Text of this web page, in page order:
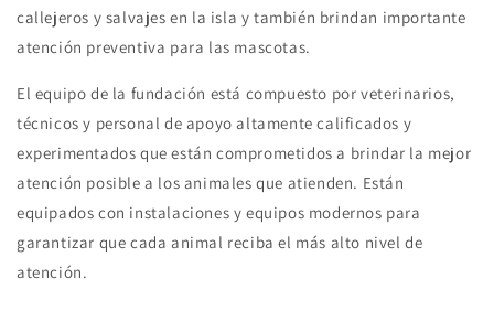
callejeros y salvajes en la isla y también brindan importante
atención preventiva para las mascotas.
El equipo de la fundación está compuesto por veterinarios,
técnicos y personal de apoyo altamente calificados y
experimentados que están comprometidos a brindar la mejor
atención posible a los animales que atienden. Están
equipados con instalaciones y equipos modernos para
garantizar que cada animal reciba el más alto nivel de
atención.